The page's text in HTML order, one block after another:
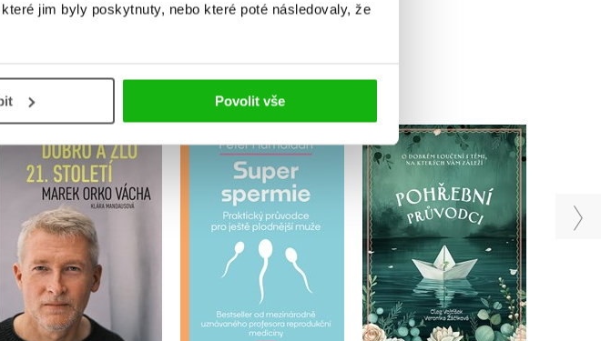
jim byly poskytnuty, nebo které poté následovaly, že
Povolit vše
Dobro a zlo 21. století
Klára Mandausová
,
Marek Vácha
Do košíku
Super spermie
Peter Humaidan
Do košíku
369 Kč
295 Kč
Pohřební průvodci
Oleg Vojtíšek
Veronika Žáčiková
Do košíku